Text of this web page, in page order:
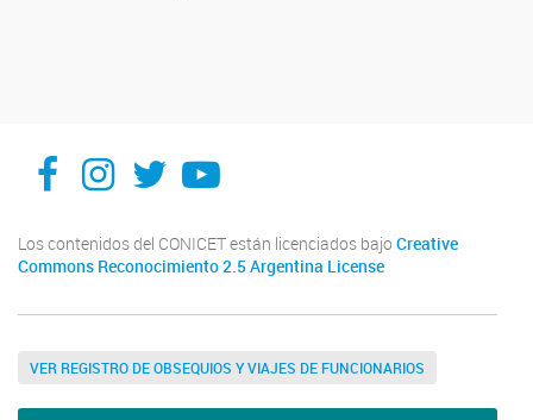
Facebook
Instagram
X You Tube
Los contenidos del CONICET están licenciados bajo Creative
Commons Reconocimiento 2.5 Argentina License
VER REGISTRO DE OBSEQUIOS Y VIAJES DE FUNCIONARIOS